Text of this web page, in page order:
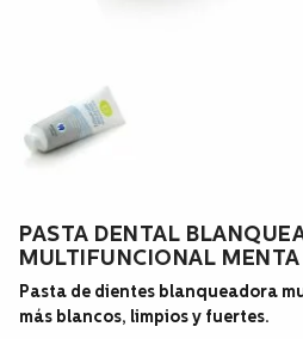
PASTA DENTAL
MULTIFUNCIONAL MENTA
Pasta de dientes blanqueadora
más blancos, limpios y fuertes.